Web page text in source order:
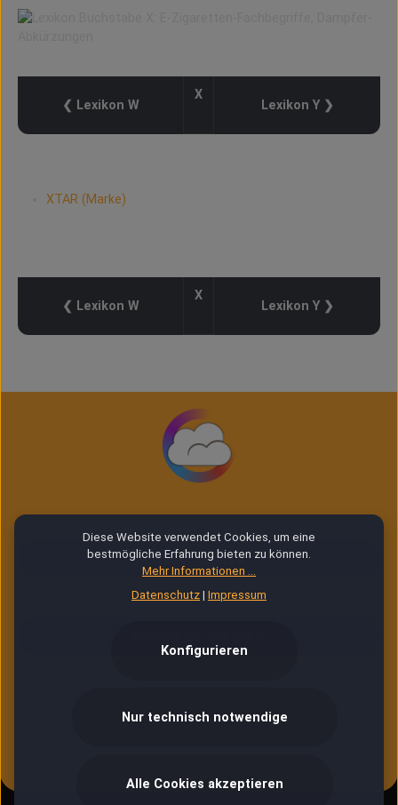
❮ Lexikon W
X
Lexikon Y ❯
XTAR (Marke)
❮ Lexikon W
X
Lexikon Y ❯
Service Mail
Telefonische Unterstützung & Beratung:
13:00 – 16:30 Uhr
Diese Website verwendet Cookies, um eine
bestmögliche Erfahrung bieten zu können.
Mehr Informationen ...
Datenschutz | Impressum
Nur technisch notwendige
Konfigurieren
Alle Cookies akzeptieren